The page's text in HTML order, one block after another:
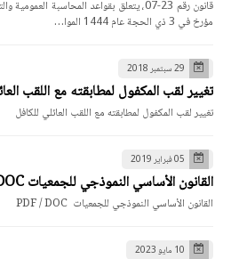
مؤرخ في 3 ذي الحجة عام 1444 الموا…
29 سبتمبر 2018
تغيير لقب المكفول لمطابقته مع اللقب
تغيير لقب المكفول لمطابقته مع اللقب العائلي للكافل
05 فبراير 2019
القانون الأساسي النموذجي للجمعيات PDF / DOC
القانون الأساسي النموذجي للجمعيات PDF / DOC
10 مايو 2023